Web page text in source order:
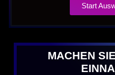
Start
MACHEN